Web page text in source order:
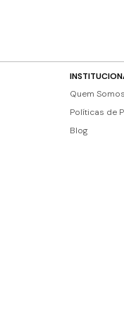
Quem Somos
Políticas de
Blog